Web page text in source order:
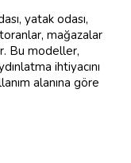
yatak odası,
mağazalar
Bu modeller,
ihtiyacını
alanına göre